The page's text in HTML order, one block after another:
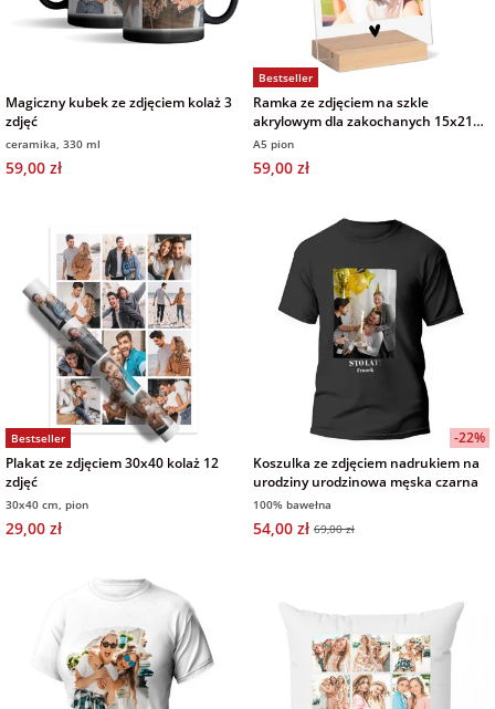
Magiczny kubek ze zdjęciem kolaż 3
zdjęć
ceramika, 330 ml
59,00 zł
Bestseller
Ramka ze zdjęciem na szkle
akrylowym dla zakochanych 15x21
cm
A5 pion
59,00 zł
Bestseller
Plakat ze zdjęciem 30x40 kolaż 12
zdjęć
30x40 cm, pion
29,00 zł
-22%
Koszulka ze zdjęciem nadrukiem na
urodziny urodzinowa męska czarna
100% bawełna
54,00 zł 69,00 zł